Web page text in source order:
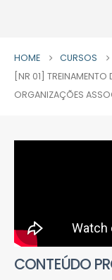
HOME CURSOS
[NR 01] TREINAMENTO
ORGANIZAÇÕES
CONTEÚDO